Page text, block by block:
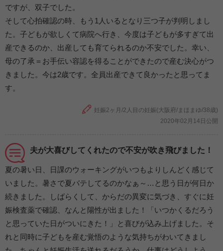
ですが、双子でした。
そして心拍確認の時、もう1人いるとなり三つ子が判明しまし
た。子どもが欲しくて病院へ行き、今度は子どもが多すぎて出
産できるのか、出産しても育てられるのか不安でした。幸い、
母の了承＝お手伝い容認を得ることができたので産む決心がつ
きました。今は2歳です。全員出産できて良かったと思ってま
す。
妊娠2ヶ月/2人目の妊娠(大阪府/まほまゆ/38歳)
2020年02月14日公開
夫が大喜びしてくれたので不安が吹き飛びました！
夏の暑い日、日課のウォーキングがいつもよりしんどく感じて
いました。暑さで夏バテしてるのかなぁ～…と思う日が何日か
続きました。しばらくして、からだの異変に気づき、すぐに妊
娠検査薬で確認、なんと陽性が出ました！「いつかくるだろう
と思っていた日がついにきた！」と喜びが込み上げました。そ
れと同時に子どもを産む覚悟のような気持ちがわいてきまし